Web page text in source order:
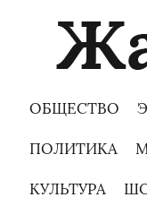
ОБЩЕСТВО
ПОЛИТИКА
КУЛЬТУРА